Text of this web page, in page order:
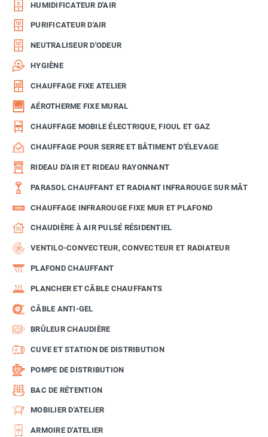
HUMIDIFICATEUR D'AIR
PURIFICATEUR D'AIR
NEUTRALISEUR D'ODEUR
HYGIÈNE
CHAUFFAGE FIXE ATELIER
AÉROTHERME FIXE MURAL
CHAUFFAGE MOBILE ÉLECTRIQUE, FIOUL ET GAZ
CHAUFFAGE POUR SERRE ET BÂTIMENT D'ÉLEVAGE
RIDEAU D'AIR ET RIDEAU RAYONNANT
PARASOL CHAUFFANT ET RADIANT INFRAROUGE SUR MÂT
CHAUFFAGE INFRAROUGE FIXE MUR ET PLAFOND
CHAUDIÈRE À AIR PULSÉ RÉSIDENTIEL
VENTILO-CONVECTEUR, CONVECTEUR ET RADIATEUR
PLAFOND CHAUFFANT
PLANCHER ET CÂBLE CHAUFFANTS
CÂBLE ANTI-GEL
BRÛLEUR CHAUDIÈRE
CUVE ET STATION DE DISTRIBUTION
POMPE DE DISTRIBUTION
BAC DE RÉTENTION
MOBILIER D'ATELIER
ARMOIRE D'ATELIER